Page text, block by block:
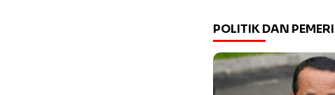
POLITIK DAN